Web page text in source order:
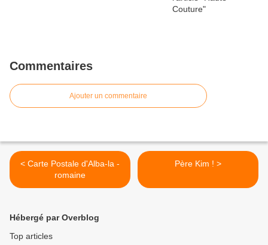
Commentaires
Ajouter un commentaire
< Carte Postale d'Alba-la -
romaine
Père Kim ! >
Hébergé par Overblog
Top articles